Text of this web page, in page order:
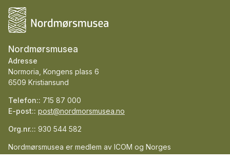
Nordmørsmusea
Adresse
Normoria, Kongens plass 6
6509 Kristiansund
Telefon:: 715 87 000
E-post:: post@nordmorsmusea.no
Org.nr.:: 930 544 582
Nordmørsmusea er medlem av ICOM og Norges